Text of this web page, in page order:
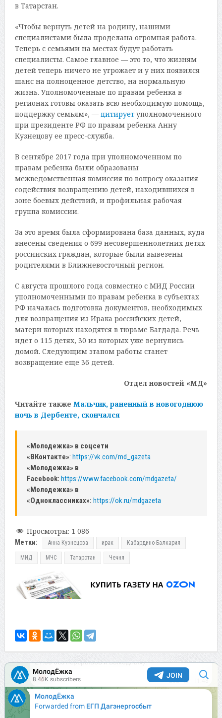
в Татарстан.
«Чтобы вернуть детей на родину, нашими
специалистами была проделана огромная работа.
Теперь с семьями на местах будут работать
специалисты. Самое главное — это то, что жизням
детей теперь ничего не угрожает и у них появился
шанс на полноценное детство, на нормальную
жизнь. Уполномоченные по правам ребенка в
регионах готовы оказать всю необходимую помощь,
поддержку семьям», — цитируетуполномоченного
при президенте РФ по правам ребенка Анну
Кузнецову ее пресс-служба.
В сентябре 2017 года при уполномоченном по
правам ребенка были образованы
межведомственная комиссия по вопросу оказания
содействия возвращению детей, находившихся в
зоне боевых действий, и профильная рабочая
группа комиссии.
За это время была сформирована база данных, куда
внесены сведения о 699 несовершеннолетних детях
российских граждан, которые были вывезены
родителями в Ближневосточный регион.
С августа прошлого года совместно с МИД России
уполномоченными по правам ребенка в субъектах
РФ началась подготовка документов, необходимых
для возвращения из Ирака российских детей,
матери которых находятся в тюрьме Багдада. Речь
идет о 115 детях, 30 из которых уже вернулись
домой. Следующим этапом работы станет
возвращение еще 36 детей.
Отдел новостей «МД»
Читайте также Мальчик, раненный в новогоднюю
ночь в Дербенте, скончался
«Молодежка» в соцсети
«ВКонтакте»: https://vk.com/md_gazeta
«Молодежка» в
Facebook: https://www.facebook.com/mdgazeta/
«Молодежка» в
«Одноклассниках»: https://ok.ru/mdgazeta
Просмотры: 1 086
Метки: Анна Кузнецова ирак Кабардино-Балкария
МИД МЧС Татарстан Чечня